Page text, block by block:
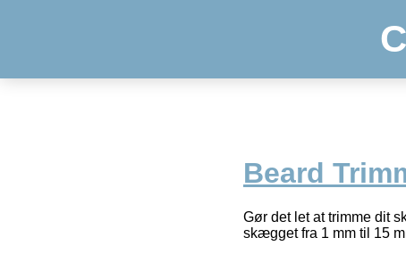
Beard
Gør det let at trimme dit
skægget fra 1 mm til 15